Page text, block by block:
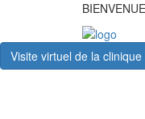
Visite virtuel de la clinique